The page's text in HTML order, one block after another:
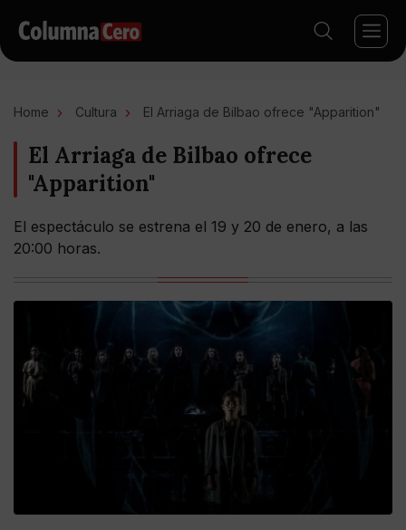
Home Cultura El Arriaga de Bilbao ofrece "Apparition"
El Arriaga de Bilbao ofrece
"Apparition"
El espectáculo se estrena el 19 y 20 de enero, a las
20:00 horas.